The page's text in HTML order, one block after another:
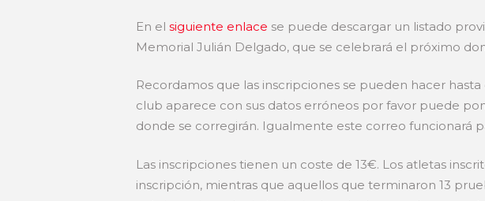
En el siguiente enlace se puede descargar un listado
Memorial Julián Delgado, que se celebrará el próximo
Recordamos que las inscripciones se pueden hacer
club aparece con sus datos erróneos por favor puede
donde se corregirán. Igualmente este correo funcionará
Las inscripciones tienen un coste de 13€. Los atletas
inscripción, mientras que aquellos que terminaron 13